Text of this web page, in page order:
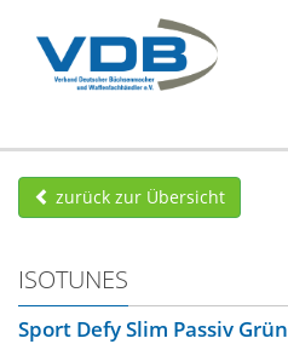
zurück zur Übersicht
ISOTUNES
Sport Defy Slim Passiv Grün